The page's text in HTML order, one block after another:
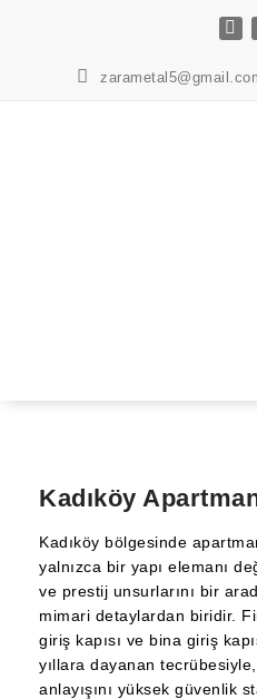
Kadıköy
Kadıköy bölgesinde
yalnızca bir yapı elemanı
ve prestij unsurlarını bir
mimari detaylardan biridir.
giriş kapısı ve bina giriş
yıllara dayanan
anlayışını yüksek güvenlik